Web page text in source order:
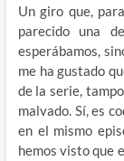
Un giro que,
parecido una
esperábamos,
me ha gustado
de la serie,
malvado. Sí, es
en el mismo
hemos visto que